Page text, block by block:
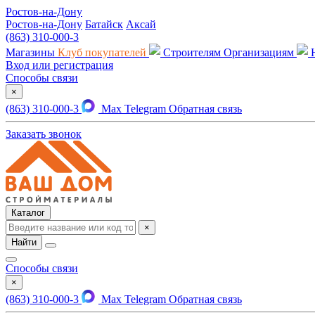
Ростов-на-Дону
Ростов-на-Дону Батайск Аксай
(863) 310-000-3
Магазины Клуб покупателей Строителям Организациям
Вход или регистрация
Способы связи
×
(863) 310-000-3 Max Telegram Обратная связь
Заказать звонок
Каталог
×
Найти
Способы связи
×
(863) 310-000-3 Max Telegram Обратная связь